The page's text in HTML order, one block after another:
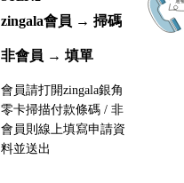
zingala會員 → 掃碼
非會員 → 填單
會員請打開zingala銀角
零卡掃描付款條碼 / 非
會員則線上填寫申請資
料並送出